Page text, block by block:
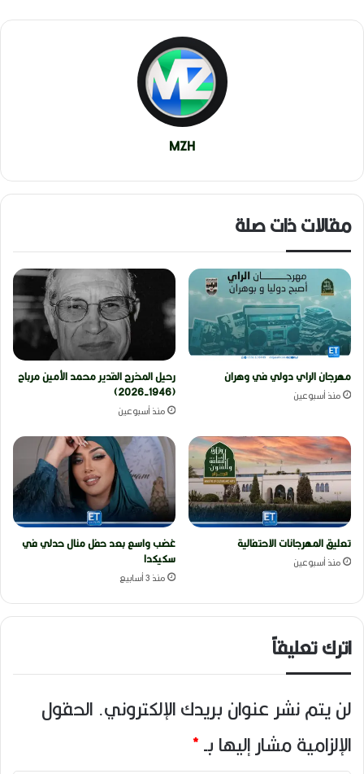
MZH
مقالات ذات صلة
مهرجان الراي دولي في وهران
منذ أسبوعين
رحيل المخرج القدير محمد الأمين مرباح
(1946-2026)
منذ أسبوعين
تعليق المهرجانات الاحتفالية
منذ أسبوعين
غضب واسع بعد حفل منال حدلي في
سكيكدا
منذ 3 أسابيع
اترك تعليقاً
لن يتم نشر عنوان بريدك الإلكتروني. الحقول
الإلزامية مشار إليها بـ*